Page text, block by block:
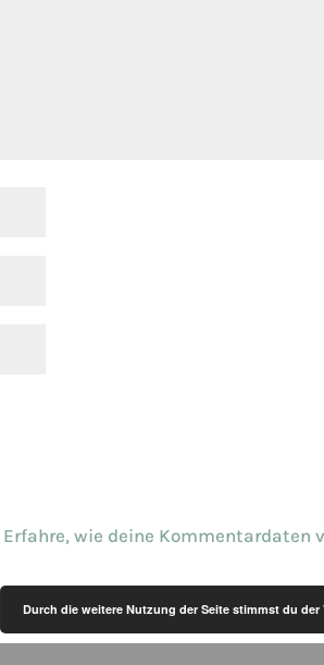
Erfahre, wie deine Kommentardaten
Durch die weitere Nutzung der Seite stimmst du